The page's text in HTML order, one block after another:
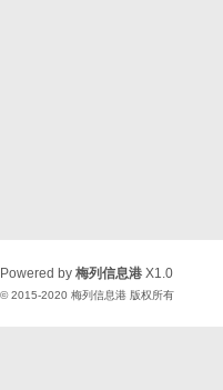
Powered by 梅列信息港 X1.0
© 2015-2020 梅列信息港 版权所有